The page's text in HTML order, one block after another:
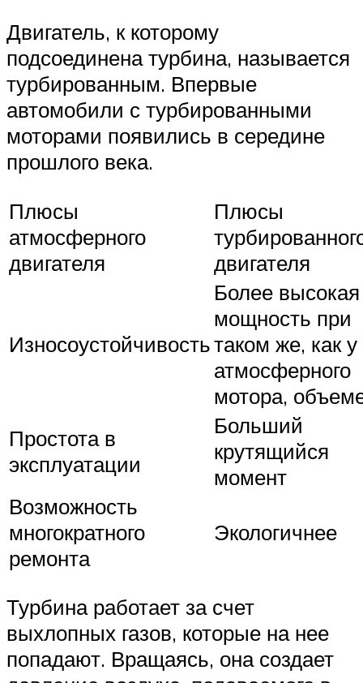
Двигатель, к которому
подсоединена турбина, называется
турбированным. Впервые
автомобили с турбированными
моторами появились в середине
прошлого века.
Плюсы
атмосферного
двигателя
Плюсы
двигателя
Износоустойчивость
Более высокая
мощность при
таком же, как у
атмосферного
мотора,
Простота в
эксплуатации
Больший
крутящийся
момент
Возможность
многократного
ремонта
Экологичнее
Турбина работает за счет
выхлопных газов, которые на нее
попадают. Вращаясь, она создает